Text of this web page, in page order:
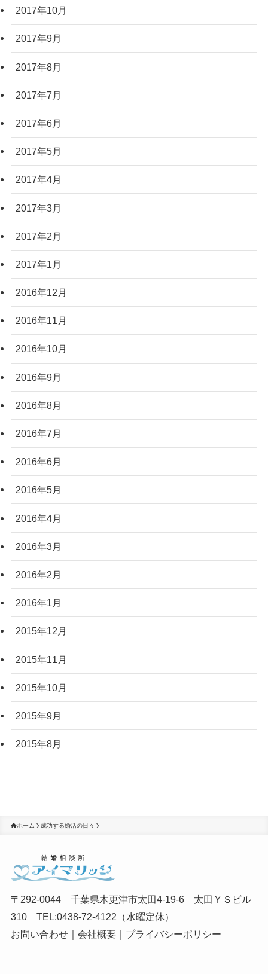
2017年10月
2017年9月
2017年8月
2017年7月
2017年6月
2017年5月
2017年4月
2017年3月
2017年2月
2017年1月
2016年12月
2016年11月
2016年10月
2016年9月
2016年8月
2016年7月
2016年6月
2016年5月
2016年4月
2016年3月
2016年2月
2016年1月
2015年12月
2015年11月
2015年10月
2015年9月
2015年8月
ホーム 成功する婚活の日々
〒292-0044 千葉県木更津市太田4-19-6 太田ＹＳビル
310 TEL:0438-72-4122（水曜定休）
お問い合わせ｜ 会社概要｜ プライバシーポリシー